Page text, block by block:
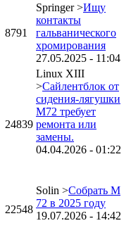
8791
Springer >Ищу
контакты
гальванического
хромирования
27.05.2025 - 11:04
24839
Linux XIII
>Сайлентблок от
сидения-лягушки
М72 требует
ремонта или
замены.
04.04.2026 - 01:22
22548
Solin >Собрать М
72 в 2025 году
19.07.2026 - 14:42